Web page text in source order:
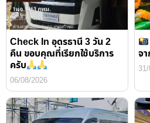
Check In อุดรธานี 3 วัน 2
คืน ขอบคุณที่เรียกใช้บริการ
ครับ
06/08/2026
จ